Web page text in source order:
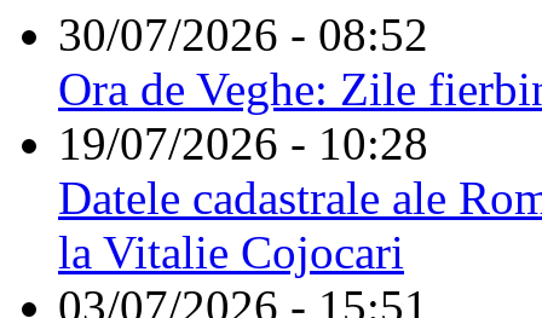
30/07/2026 - 08:52
Ora de Veghe: Zile
19/07/2026 - 10:28
Datele cadastrale ale
la Vitalie Cojocari
03/07/2026 - 15:51